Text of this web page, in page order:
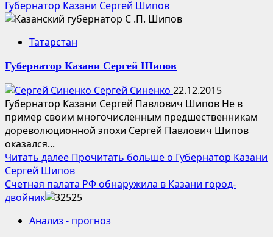
Губернатор Казани Сергей Шипов
Татарстан
Губернатор Казани Сергей Шипов
Сергей Синенко 22.12.2015
Губернатор Казани Сергей Павлович Шипов Не в
пример своим многочисленным предшественникам
дореволюционной эпохи Сергей Павлович Шипов
оказался...
Читать далее Прочитать больше о Губернатор Казани
Сергей Шипов
Счетная палата РФ обнаружила в Казани город-
двойник
Анализ - прогноз